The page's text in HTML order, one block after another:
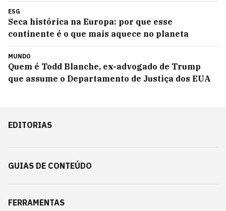
ESG
Seca histórica na Europa: por que esse
continente é o que mais aquece no planeta
MUNDO
Quem é Todd Blanche, ex-advogado de Trump
que assume o Departamento de Justiça dos EUA
EDITORIAS
GUIAS DE CONTEÚDO
FERRAMENTAS